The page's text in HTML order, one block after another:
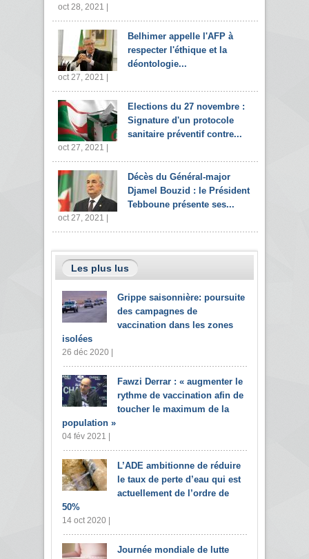
oct 28, 2021 |
Belhimer appelle l'AFP à
respecter l'éthique et la
déontologie...
oct 27, 2021 |
Elections du 27 novembre :
Signature d'un protocole
sanitaire préventif contre...
oct 27, 2021 |
Décès du Général-major
Djamel Bouzid : le Président
Tebboune présente ses...
oct 27, 2021 |
Les plus lus
Grippe saisonnière: poursuite
des campagnes de
vaccination dans les zones
isolées
26 déc 2020 |
Fawzi Derrar : « augmenter le
rythme de vaccination afin de
toucher le maximum de la
population »
04 fév 2021 |
L’ADE ambitionne de réduire
le taux de perte d’eau qui est
actuellement de l’ordre de
50%
14 oct 2020 |
Journée mondiale de lutte